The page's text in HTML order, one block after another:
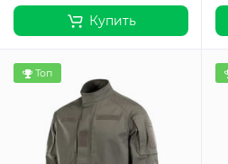
Купить
Топ